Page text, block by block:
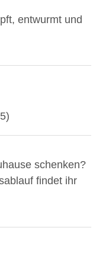
entwurmt und
schenken?
findet ihr